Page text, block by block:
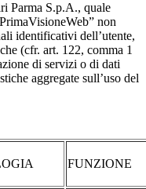
Parma S.p.A., quale
non
identificativi dell’utente,
(cfr. art. 122, comma 1
di servizi o di dati
aggregate sull’uso del
FUNZIONE